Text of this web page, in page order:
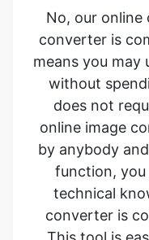
without
does not
online image
by anybody
function, you
technical
converter is
This tool is
upload the
converted